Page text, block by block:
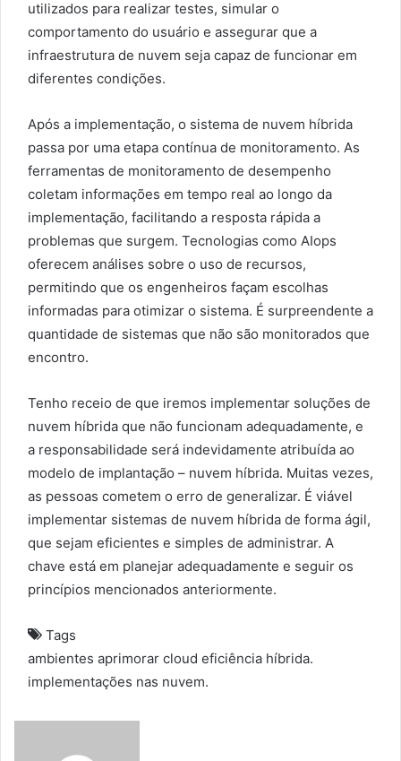
utilizados para realizar testes, simular o
comportamento do usuário e assegurar que a
infraestrutura de nuvem seja capaz de funcionar em
diferentes condições.
Após a implementação, o sistema de nuvem híbrida
passa por uma etapa contínua de monitoramento. As
ferramentas de monitoramento de desempenho
coletam informações em tempo real ao longo da
implementação, facilitando a resposta rápida a
problemas que surgem. Tecnologias como AIops
oferecem análises sobre o uso de recursos,
permitindo que os engenheiros façam escolhas
informadas para otimizar o sistema. É surpreendente a
quantidade de sistemas que não são monitorados que
encontro.
Tenho receio de que iremos implementar soluções de
nuvem híbrida que não funcionam adequadamente, e
a responsabilidade será indevidamente atribuída ao
modelo de implantação – nuvem híbrida. Muitas vezes,
as pessoas cometem o erro de generalizar. É viável
implementar sistemas de nuvem híbrida de forma ágil,
que sejam eficientes e simples de administrar. A
chave está em planejar adequadamente e seguir os
princípios mencionados anteriormente.
Tags
ambientes aprimorar cloud eficiência híbrida.
implementações nas nuvem.